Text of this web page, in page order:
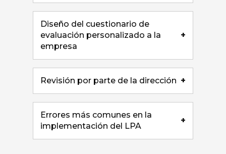
Diseño del cuestionario de
evaluación personalizado a la
empresa
+
Revisión por parte de la dirección +
Errores más comunes en la
implementación del LPA
+